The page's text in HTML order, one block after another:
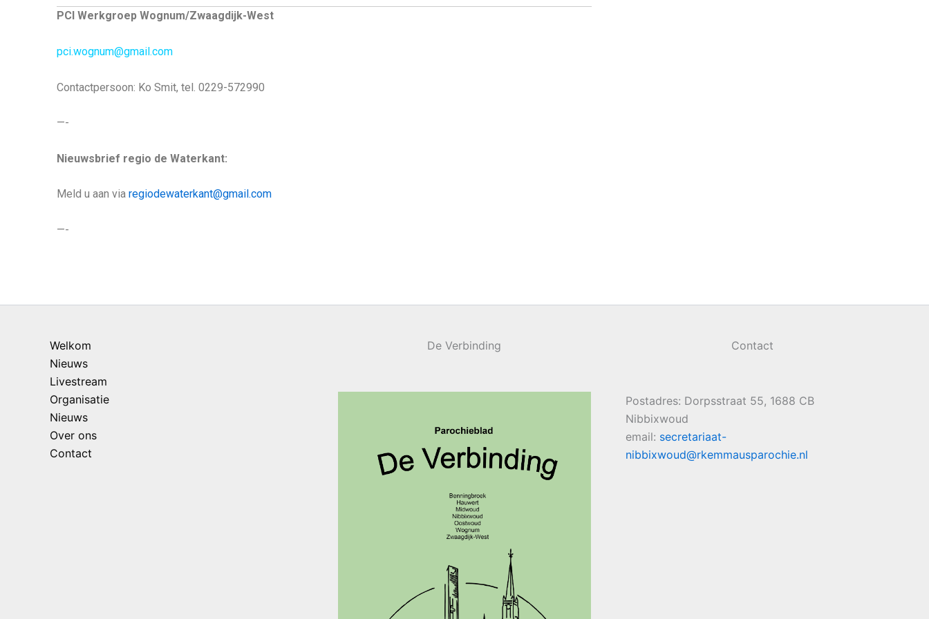
PCI Werkgroep Wognum/Zwaagdijk-West
pci.wognum@gmail.com
Contactpersoon: Ko Smit, tel. 0229-572990
—-
Nieuwsbrief regio de Waterkant:
Meld u aan via regiodewaterkant@gmail.com
—-
Welkom
Nieuws
Livestream
Organisatie
Nieuws
Over ons
Contact
De Verbinding Contact
Postadres: Dorpsstraat 55, 1688 CB
Nibbixwoud
email: secretariaat-
nibbixwoud@rkemmausparochie.nl